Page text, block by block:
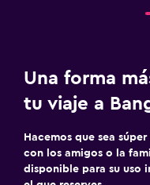
Una forma
tu viaje a
Hacemos que sea
con los amigos o la
disponible para su uso